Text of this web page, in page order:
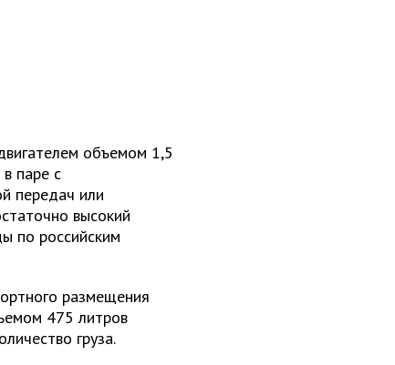
объемом 1,5
паре с
передач или
высокий
по российским
размещения
475 литров
груза.